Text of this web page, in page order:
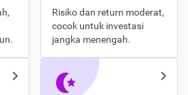
Risiko dan return moderat,
cocok untuk investasi
jangka menengah.